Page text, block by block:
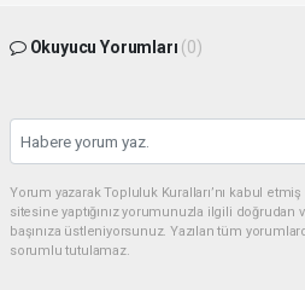
Okuyucu Yorumları (0)
Yorum yazarak Topluluk Kuralları’nı kabul
sitesine yaptığınız yorumunuzla ilgili doğrudan
başınıza üstleniyorsunuz. Yazılan tüm
sorumlu tutulamaz.